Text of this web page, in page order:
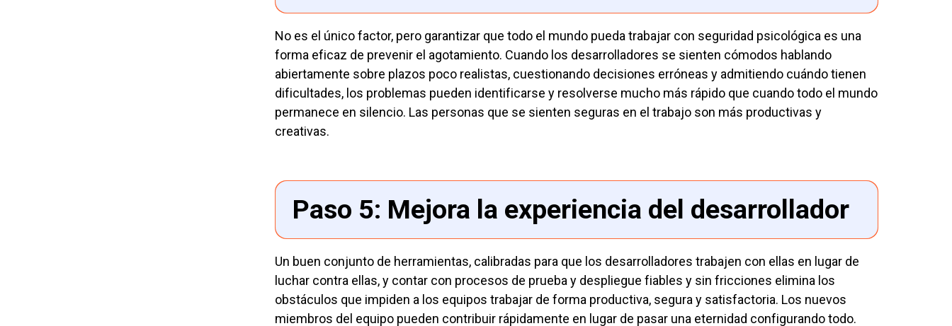
No es el único factor, pero garantizar que todo el mundo pueda trabajar con seguridad psicológica es una
forma eficaz de prevenir el agotamiento. Cuando los desarrolladores se sienten cómodos hablando
abiertamente sobre plazos poco realistas, cuestionando decisiones erróneas y admitiendo cuándo tienen
dificultades, los problemas pueden identificarse y resolverse mucho más rápido que cuando todo el mundo
permanece en silencio. Las personas que se sienten seguras en el trabajo son más productivas y
creativas.
Paso 5: Mejora la experiencia del desarrollador
Un buen conjunto de herramientas, calibradas para que los desarrolladores trabajen con ellas en lugar de
luchar contra ellas, y contar con procesos de prueba y despliegue fiables y sin fricciones elimina los
obstáculos que impiden a los equipos trabajar de forma productiva, segura y satisfactoria. Los nuevos
miembros del equipo pueden contribuir rápidamente en lugar de pasar una eternidad configurando todo.